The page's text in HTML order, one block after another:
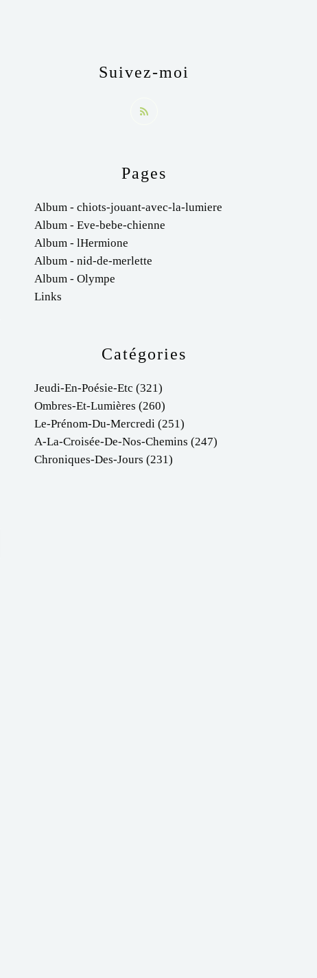
Catégories
Jeudi-En-Poésie-Etc (321)
Ombres-Et-Lumières (260)
Le-Prénom-Du-Mercredi (251)
A-La-Croisée-De-Nos-Chemins (247)
Chroniques-Des-Jours (231)
Pages
Album - chiots-jouant-avec-la-lumiere
Album - Eve-bebe-chienne
Album - lHermione
Album - nid-de-merlette
Album - Olympe
Links
Suivez-moi